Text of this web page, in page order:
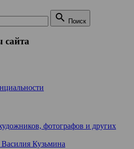
 Поиск
сайта
фотографов и других
Кузьмина